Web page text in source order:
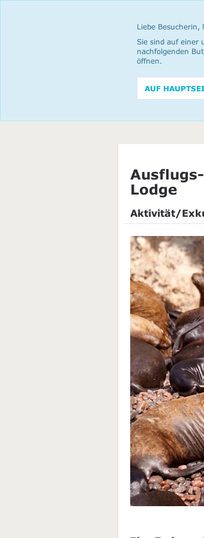
Liebe Besucherin,
Sie sind auf einer
nachfolgenden
öffnen.
AUF
Lodge
Aktivität/